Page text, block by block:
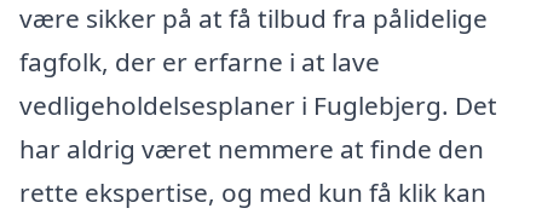
være sikker på at få tilbud fra pålidelige
fagfolk, der er erfarne i at lave
vedligeholdelsesplaner i Fuglebjerg. Det
har aldrig været nemmere at finde den
rette ekspertise, og med kun få klik kan